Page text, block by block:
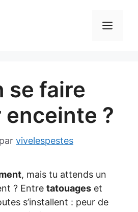
se faire
?
par vivelespestes
, mais tu attends un
? Entre tatouages et
s’installent : peur de